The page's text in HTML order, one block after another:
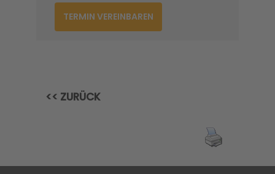
TERMIN VEREINBAREN
<< ZURÜCK